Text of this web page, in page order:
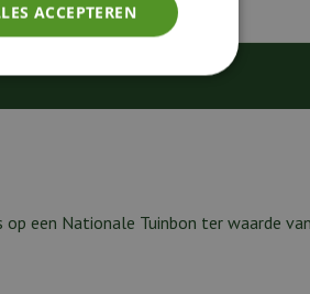
op een Nationale Tuinbon ter waarde
ACCEPTEREN